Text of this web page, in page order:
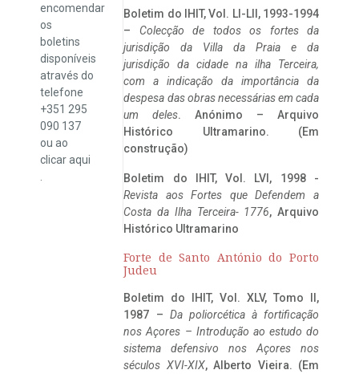
encomendar
os
boletins
disponíveis
através do
telefone
+351 295
090 137
ou ao
clicaraqui
Boletim do IHIT, Vol. LI-LII, 1993-1994
– Colecção de todos os fortes da
jurisdição da Villa da Praia e da
jurisdição da cidade na ilha Terceira,
com a indicação da importância da
despesa das obras necessárias em cada
um deles. Anónimo – Arquivo
Histórico Ultramarino. (Em
construção)
Boletim do IHIT, Vol. LVI, 1998 -
Revista aos Fortes que Defendem a
Costa da Ilha Terceira- 1776, Arquivo
Histórico Ultramarino
Forte de Santo António do Porto
Judeu
Boletim do IHIT, Vol. XLV, Tomo II,
1987 – Da poliorcética à fortificação
nos Açores – Introdução ao estudo do
sistema defensivo nos Açores nos
séculos XVI-XIX, Alberto Vieira. (Em